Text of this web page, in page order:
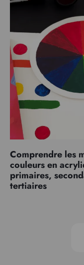
Comprendre les
couleurs en
primaires,
tertiaires